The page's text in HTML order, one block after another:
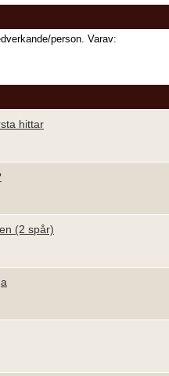
person. Varav:
hittar
(2 spår)